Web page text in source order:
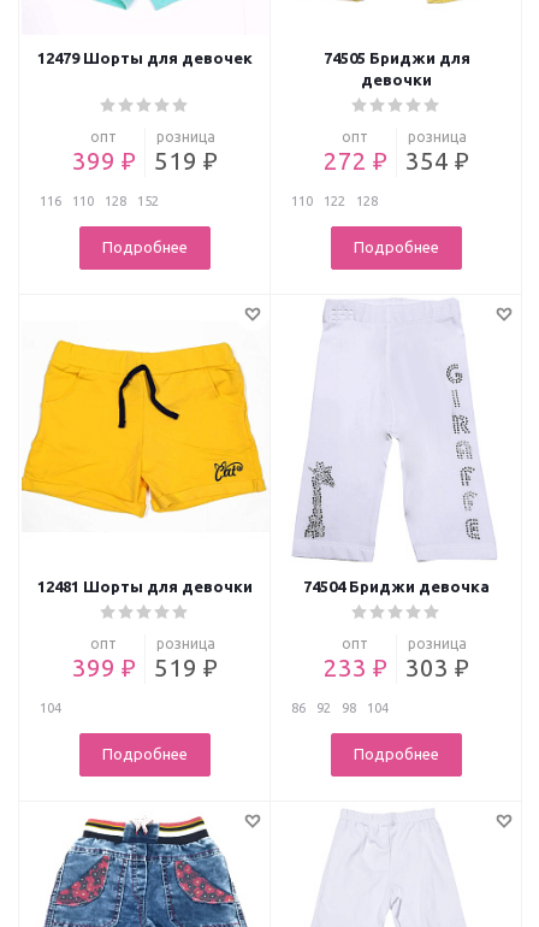
12479 Шорты для девочек
опт
399 ₽
розница
519 ₽
116 110 128 152
Подробнее
74505 Бриджи для
девочки
опт
272 ₽
розница
354 ₽
110 122 128
Подробнее
12481 Шорты для девочки
опт
399 ₽
розница
519 ₽
104
Подробнее
74504 Бриджи девочка
опт
233 ₽
розница
303 ₽
86 92 98 104
Подробнее